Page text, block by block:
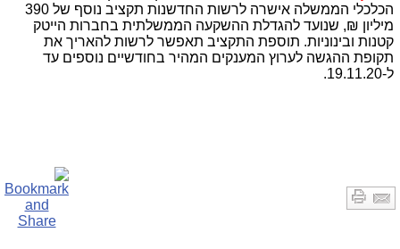
הכלכלי הממשלה אישרה לרשות החדשנות תקציב נוסף של 390
מיליון ₪, שנועד להגדלת ההשקעה הממשלתית בחברות הייטק
קטנות ובינוניות. תוספת התקציב תאפשר לרשות להאריך את
תקופת ההגשה לערוץ המענקים המהיר בחודשיים נוספים עד
ל-19.11.20.